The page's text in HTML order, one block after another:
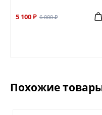
5 100 ₽ 6 000 ₽
Похожие